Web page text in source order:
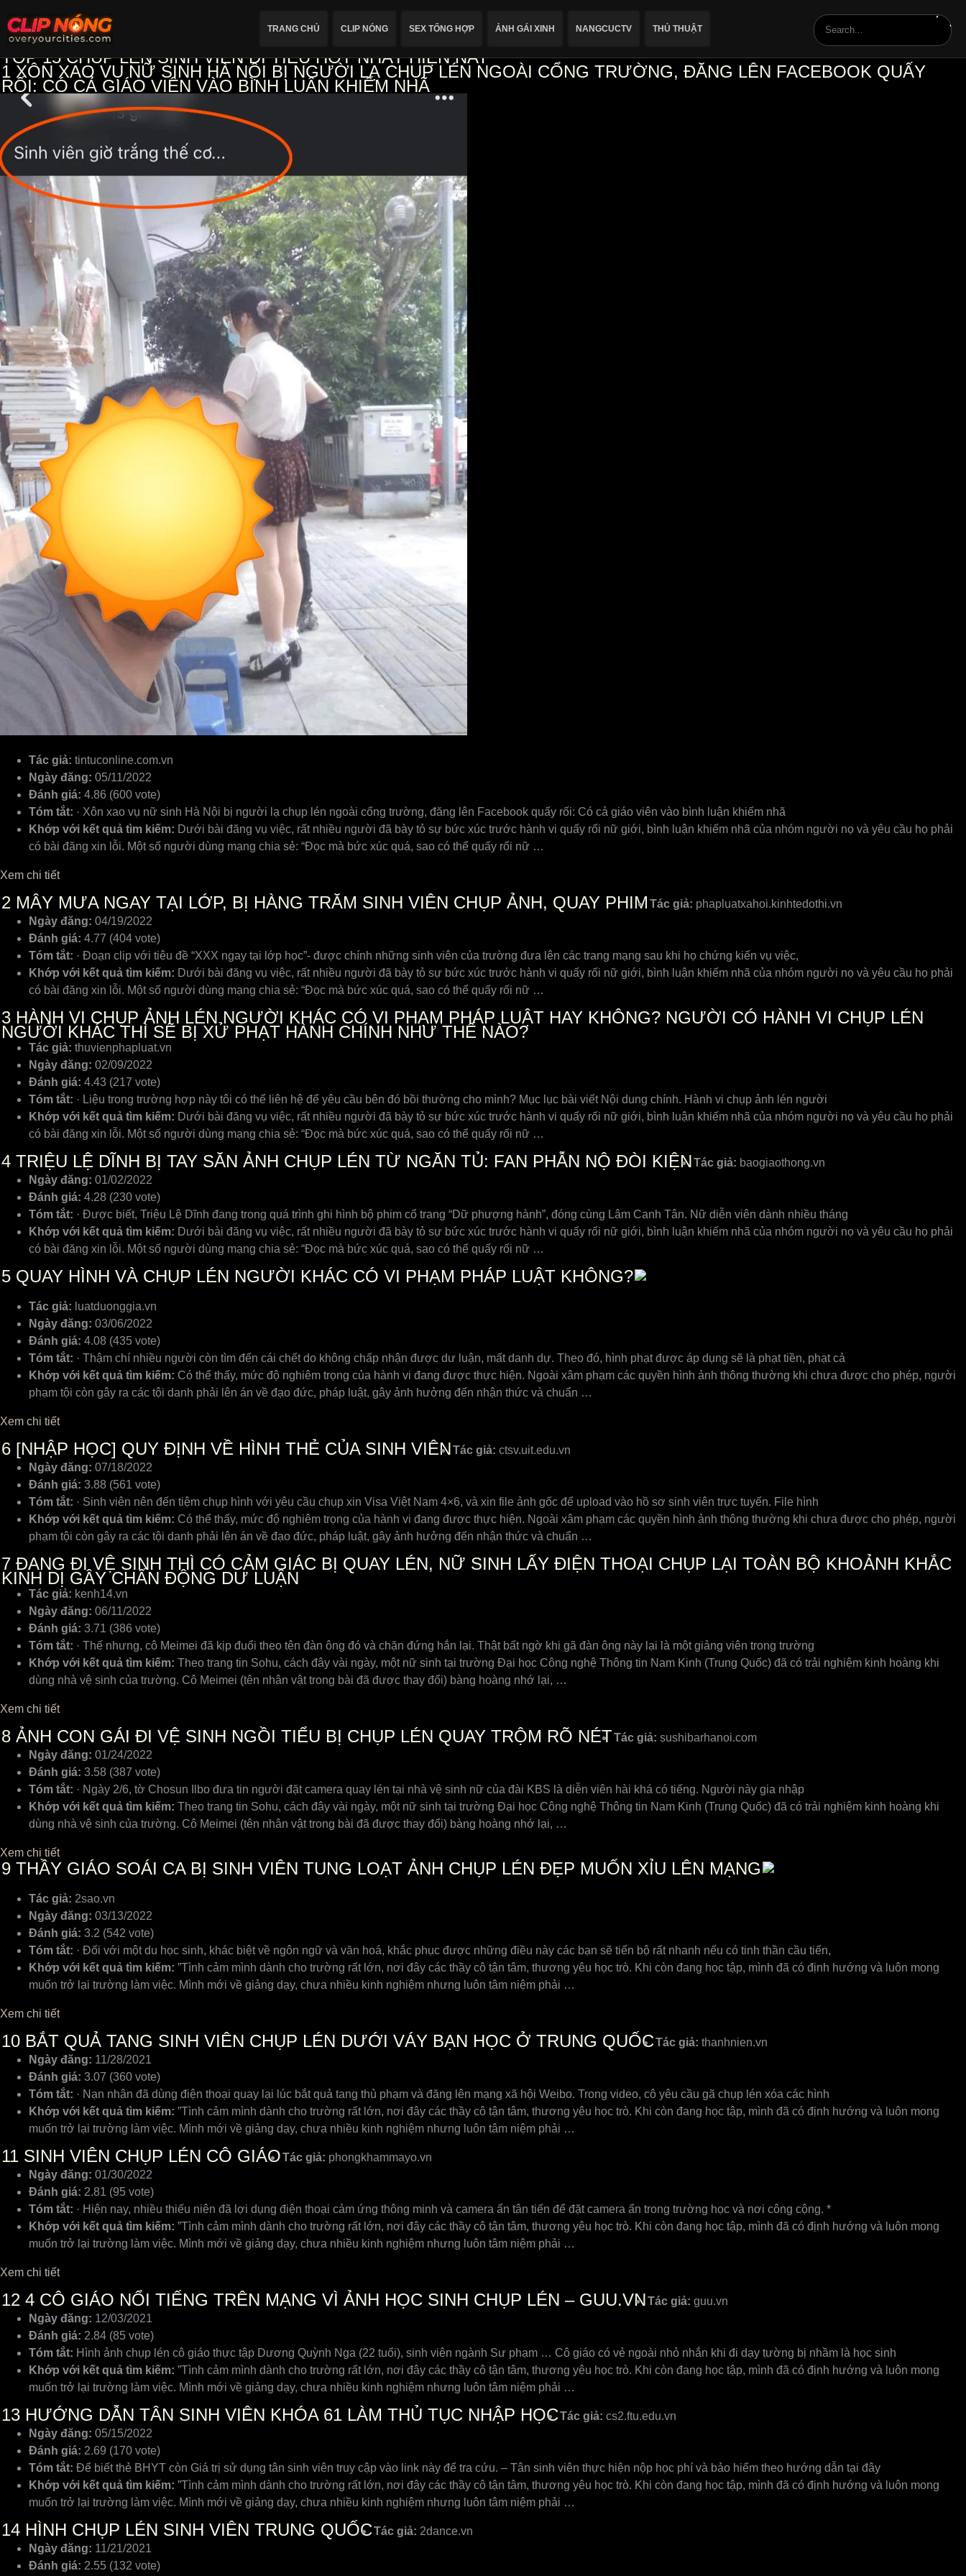
TRANG CHỦ CLIP NÓNG SEX TỔNG HỢP ẢNH GÁI XINH NANGCUCTV THỦ THUẬT
TOP 15 CHUP LEN SINH VIEN DI TIEU HOT NHẤT HIỆN NAY
1 XÔN XAO VỤ NỮ SINH HÀ NỘI BỊ NGƯỜI LẠ CHỤP LÉN NGOÀI CỔNG TRƯỜNG, ĐĂNG LÊN FACEBOOK QUẤY
RỐI: CÓ CẢ GIÁO VIÊN VÀO BÌNH LUẬN KHIẾM NHÃ
Tác giả: tintuconline.com.vn
Ngày đăng: 05/11/2022
Đánh giá: 4.86 (600 vote)
Tóm tắt: · Xôn xao vụ nữ sinh Hà Nội bị người lạ chụp lén ngoài cổng trường, đăng lên Facebook quấy rối: Có cả giáo viên vào bình luận khiếm nhã
Khớp với kết quả tìm kiếm: Dưới bài đăng vụ việc, rất nhiều người đã bày tỏ sự bức xúc trước hành vi quấy rối nữ giới, bình luận khiếm nhã của nhóm người nọ và yêu cầu họ phải
có bài đăng xin lỗi. Một số người dùng mạng chia sẻ: “Đọc mà bức xúc quá, sao có thể quấy rối nữ …
Xem chi tiết
2 MÂY MƯA NGAY TẠI LỚP, BỊ HÀNG TRĂM SINH VIÊN CHỤP ẢNH, QUAY PHIM Tác giả: phapluatxahoi.kinhtedothi.vn
Ngày đăng: 04/19/2022
Đánh giá: 4.77 (404 vote)
Tóm tắt: · Đoạn clip với tiêu đề “XXX ngay tại lớp học”- được chính những sinh viên của trường đưa lên các trang mạng sau khi họ chứng kiến vụ việc,
Khớp với kết quả tìm kiếm: Dưới bài đăng vụ việc, rất nhiều người đã bày tỏ sự bức xúc trước hành vi quấy rối nữ giới, bình luận khiếm nhã của nhóm người nọ và yêu cầu họ phải
có bài đăng xin lỗi. Một số người dùng mạng chia sẻ: “Đọc mà bức xúc quá, sao có thể quấy rối nữ …
3 HÀNH VI CHỤP ẢNH LÉN NGƯỜI KHÁC CÓ VI PHẠM PHÁP LUẬT HAY KHÔNG? NGƯỜI CÓ HÀNH VI CHỤP LÉN
NGƯỜI KHÁC THÌ SẼ BỊ XỬ PHẠT HÀNH CHÍNH NHƯ THẾ NÀO?
Tác giả: thuvienphapluat.vn
Ngày đăng: 02/09/2022
Đánh giá: 4.43 (217 vote)
Tóm tắt: · Liệu trong trường hợp này tôi có thể liên hệ để yêu cầu bên đó bồi thường cho mình? Mục lục bài viết Nội dung chính. Hành vi chụp ảnh lén người
Khớp với kết quả tìm kiếm: Dưới bài đăng vụ việc, rất nhiều người đã bày tỏ sự bức xúc trước hành vi quấy rối nữ giới, bình luận khiếm nhã của nhóm người nọ và yêu cầu họ phải
có bài đăng xin lỗi. Một số người dùng mạng chia sẻ: “Đọc mà bức xúc quá, sao có thể quấy rối nữ …
4 TRIỆU LỆ DĨNH BỊ TAY SĂN ẢNH CHỤP LÉN TỪ NGĂN TỦ: FAN PHẪN NỘ ĐÒI KIỆNTác giả: baogiaothong.vn
Ngày đăng: 01/02/2022
Đánh giá: 4.28 (230 vote)
Tóm tắt: · Được biết, Triệu Lệ Dĩnh đang trong quá trình ghi hình bộ phim cổ trang “Dữ phượng hành”, đóng cùng Lâm Canh Tân. Nữ diễn viên dành nhiều tháng
Khớp với kết quả tìm kiếm: Dưới bài đăng vụ việc, rất nhiều người đã bày tỏ sự bức xúc trước hành vi quấy rối nữ giới, bình luận khiếm nhã của nhóm người nọ và yêu cầu họ phải
có bài đăng xin lỗi. Một số người dùng mạng chia sẻ: “Đọc mà bức xúc quá, sao có thể quấy rối nữ …
5 QUAY HÌNH VÀ CHỤP LÉN NGƯỜI KHÁC CÓ VI PHẠM PHÁP LUẬT KHÔNG?
Tác giả: luatduonggia.vn
Ngày đăng: 03/06/2022
Đánh giá: 4.08 (435 vote)
Tóm tắt: · Thậm chí nhiều người còn tìm đến cái chết do không chấp nhận được dư luận, mất danh dự. Theo đó, hình phạt được áp dụng sẽ là phạt tiền, phạt cả
Khớp với kết quả tìm kiếm: Có thể thấy, mức độ nghiêm trọng của hành vi đang được thực hiện. Ngoài xâm phạm các quyền hình ảnh thông thường khi chưa được cho phép, người
phạm tội còn gây ra các tội danh phải lên án về đạo đức, pháp luật, gây ảnh hưởng đến nhận thức và chuẩn …
Xem chi tiết
6 [NHẬP HỌC] QUY ĐỊNH VỀ HÌNH THẺ CỦA SINH VIÊNTác giả: ctsv.uit.edu.vn
Ngày đăng: 07/18/2022
Đánh giá: 3.88 (561 vote)
Tóm tắt: · Sinh viên nên đến tiệm chụp hình với yêu cầu chụp xin Visa Việt Nam 4×6, và xin file ảnh gốc để upload vào hồ sơ sinh viên trực tuyến. File hình
Khớp với kết quả tìm kiếm: Có thể thấy, mức độ nghiêm trọng của hành vi đang được thực hiện. Ngoài xâm phạm các quyền hình ảnh thông thường khi chưa được cho phép, người
phạm tội còn gây ra các tội danh phải lên án về đạo đức, pháp luật, gây ảnh hưởng đến nhận thức và chuẩn …
7 ĐANG ĐI VỆ SINH THÌ CÓ CẢM GIÁC BỊ QUAY LÉN, NỮ SINH LẤY ĐIỆN THOẠI CHỤP LẠI TOÀN BỘ KHOẢNH KHẮC
KINH DỊ GÂY CHẤN ĐỘNG DƯ LUẬN
Tác giả: kenh14.vn
Ngày đăng: 06/11/2022
Đánh giá: 3.71 (386 vote)
Tóm tắt: · Thế nhưng, cô Meimei đã kịp đuổi theo tên đàn ông đó và chặn đứng hắn lại. Thật bất ngờ khi gã đàn ông này lại là một giảng viên trong trường
Khớp với kết quả tìm kiếm: Theo trang tin Sohu, cách đây vài ngày, một nữ sinh tại trường Đại học Công nghệ Thông tin Nam Kinh (Trung Quốc) đã có trải nghiệm kinh hoàng khi
dùng nhà vệ sinh của trường. Cô Meimei (tên nhân vật trong bài đã được thay đổi) bàng hoàng nhớ lại, …
Xem chi tiết
8 ẢNH CON GÁI ĐI VỆ SINH NGỒI TIỂU BỊ CHỤP LÉN QUAY TRỘM RÕ NÉTTác giả: sushibarhanoi.com
Ngày đăng: 01/24/2022
Đánh giá: 3.58 (387 vote)
Tóm tắt: · Ngày 2/6, tờ Chosun Ilbo đưa tin người đặt camera quay lén tại nhà vệ sinh nữ của đài KBS là diễn viên hài khá có tiếng. Người này gia nhập
Khớp với kết quả tìm kiếm: Theo trang tin Sohu, cách đây vài ngày, một nữ sinh tại trường Đại học Công nghệ Thông tin Nam Kinh (Trung Quốc) đã có trải nghiệm kinh hoàng khi
dùng nhà vệ sinh của trường. Cô Meimei (tên nhân vật trong bài đã được thay đổi) bàng hoàng nhớ lại, …
Xem chi tiết
9 THẦY GIÁO SOÁI CA BỊ SINH VIÊN TUNG LOẠT ẢNH CHỤP LÉN ĐẸP MUỐN XỈU LÊN MẠNG
Tác giả: 2sao.vn
Ngày đăng: 03/13/2022
Đánh giá: 3.2 (542 vote)
Tóm tắt: · Đối với một du học sinh, khác biệt về ngôn ngữ và văn hoá, khắc phục được những điều này các bạn sẽ tiến bộ rất nhanh nếu có tinh thần cầu tiến,
Khớp với kết quả tìm kiếm: ”Tình cảm mình dành cho trường rất lớn, nơi đây các thầy cô tận tâm, thương yêu học trò. Khi còn đang học tập, mình đã có định hướng và luôn mong
muốn trở lại trường làm việc. Mình mới về giảng dạy, chưa nhiều kinh nghiệm nhưng luôn tâm niệm phải …
Xem chi tiết
10 BẮT QUẢ TANG SINH VIÊN CHỤP LÉN DƯỚI VÁY BẠN HỌC Ở TRUNG QUỐCTác giả: thanhnien.vn
Ngày đăng: 11/28/2021
Đánh giá: 3.07 (360 vote)
Tóm tắt: · Nạn nhân đã dùng điện thoại quay lại lúc bắt quả tang thủ phạm và đăng lên mạng xã hội Weibo. Trong video, cô yêu cầu gã chụp lén xóa các hình
Khớp với kết quả tìm kiếm: ”Tình cảm mình dành cho trường rất lớn, nơi đây các thầy cô tận tâm, thương yêu học trò. Khi còn đang học tập, mình đã có định hướng và luôn mong
muốn trở lại trường làm việc. Mình mới về giảng dạy, chưa nhiều kinh nghiệm nhưng luôn tâm niệm phải …
11 SINH VIÊN CHỤP LÉN CÔ GIÁOTác giả: phongkhammayo.vn
Ngày đăng: 01/30/2022
Đánh giá: 2.81 (95 vote)
Tóm tắt: · Hiện nay, nhiều thiếu niên đã lợi dụng điện thoại cảm ứng thông minh và camera ẩn tân tiến để đặt camera ẩn trong trường học và nơi công cộng. *
Khớp với kết quả tìm kiếm: ”Tình cảm mình dành cho trường rất lớn, nơi đây các thầy cô tận tâm, thương yêu học trò. Khi còn đang học tập, mình đã có định hướng và luôn mong
muốn trở lại trường làm việc. Mình mới về giảng dạy, chưa nhiều kinh nghiệm nhưng luôn tâm niệm phải …
Xem chi tiết
12 4 CÔ GIÁO NỔI TIẾNG TRÊN MẠNG VÌ ẢNH HỌC SINH CHỤP LÉN – GUU.VNTác giả: guu.vn
Ngày đăng: 12/03/2021
Đánh giá: 2.84 (85 vote)
Tóm tắt: Hình ảnh chụp lén cô giáo thực tập Dương Quỳnh Nga (22 tuổi), sinh viên ngành Sư phạm … Cô giáo có vẻ ngoài nhỏ nhắn khi đi dạy tường bị nhầm là học sinh
Khớp với kết quả tìm kiếm: ”Tình cảm mình dành cho trường rất lớn, nơi đây các thầy cô tận tâm, thương yêu học trò. Khi còn đang học tập, mình đã có định hướng và luôn mong
muốn trở lại trường làm việc. Mình mới về giảng dạy, chưa nhiều kinh nghiệm nhưng luôn tâm niệm phải …
13 HƯỚNG DẪN TÂN SINH VIÊN KHÓA 61 LÀM THỦ TỤC NHẬP HỌCTác giả: cs2.ftu.edu.vn
Ngày đăng: 05/15/2022
Đánh giá: 2.69 (170 vote)
Tóm tắt: Để biết thẻ BHYT còn Giá trị sử dụng tân sinh viên truy cập vào link này để tra cứu. – Tân sinh viên thực hiện nộp học phí và bảo hiểm theo hướng dẫn tại đây
Khớp với kết quả tìm kiếm: ”Tình cảm mình dành cho trường rất lớn, nơi đây các thầy cô tận tâm, thương yêu học trò. Khi còn đang học tập, mình đã có định hướng và luôn mong
muốn trở lại trường làm việc. Mình mới về giảng dạy, chưa nhiều kinh nghiệm nhưng luôn tâm niệm phải …
14 HÌNH CHỤP LÉN SINH VIÊN TRUNG QUỐCTác giả: 2dance.vn
Ngày đăng: 11/21/2021
Đánh giá: 2.55 (132 vote)